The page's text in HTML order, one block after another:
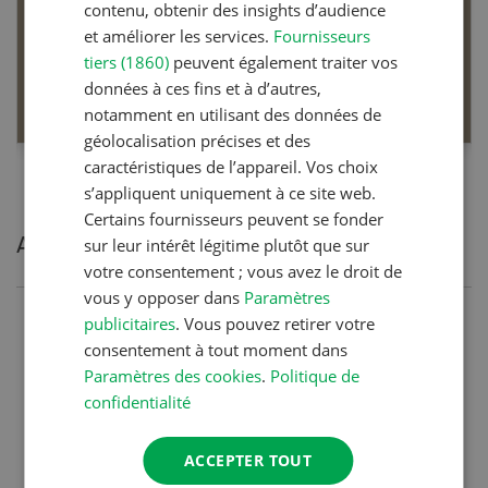
Dossier Articles biologiques
EN SAVOIR PLUS
Articles les plus lues
Production animale
Noms de vaches en Suisse :
liste de A à Z
Production animale
contenu, obtenir des insights d’audience
et améliorer les services. Fournisseurs
tiers (1860) peuvent également traiter vos
données à ces fins et à d’autres,
notamment en utilisant des données de
géolocalisation précises et des
caractéristiques de l’appareil. Vos choix
s’appliquent uniquement à ce site web.
Certains fournisseurs peuvent se fonder
sur leur intérêt légitime plutôt que sur
votre consentement ; vous avez le droit de
vous y opposer dans Paramètres
publicitaires. Vous pouvez retirer votre
consentement à tout moment dans
Paramètres des cookies. Politique de
confidentialité
ACCEPTER TOUT